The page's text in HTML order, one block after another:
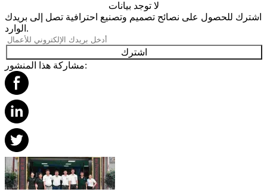
لا توجد بيانات
اشترك للحصول على نصائح تصميم وتصنيع احترافية تصل إلى بريدك
الوارد.
اشترك
مشاركة هذا المنشور: